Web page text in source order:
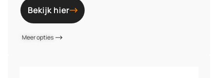
Bekijk hier
Meer opties